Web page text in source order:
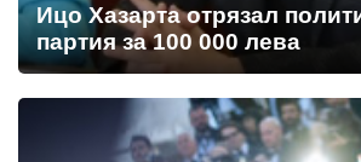
Ицо Хазарта отрязал
партия за 100 000 лева